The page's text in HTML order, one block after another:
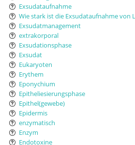
Exsudataufnahme
Wie stark ist die Exsudataufnahme von
Exsudatmanagement
extrakorporal
Exsudationsphase
Exsudat
Eukaryoten
Erythem
Eponychium
Epitheliesierungsphase
Epithel(gewebe)
Epidermis
enzymatisch
Enzym
Endotoxine